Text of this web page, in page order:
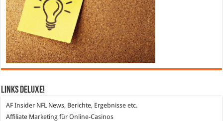
Links DeLuXe!
AF Insider NFL News, Berichte, Ergebnisse etc.
Affiliate Marketing für Online-Casinos